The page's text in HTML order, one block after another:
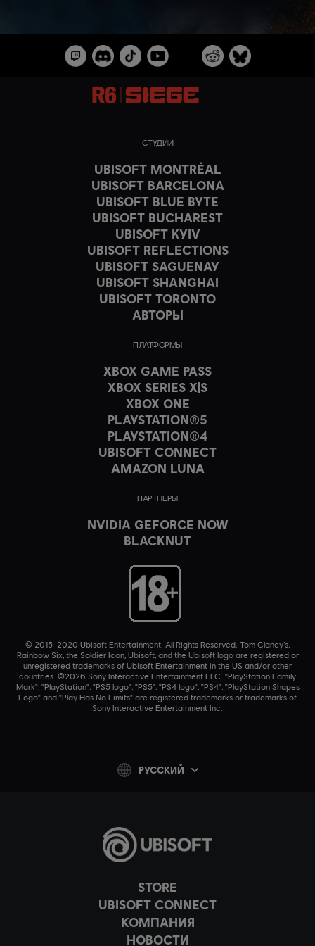
STORE
UBISOFT CONNECT
КОМПАНИЯ
НОВОСТИ
СТУДИИ
UBISOFT MONTRÉAL
UBISOFT BARCELONA
UBISOFT BLUE BYTE
UBISOFT BUCHAREST
UBISOFT KYIV
UBISOFT REFLECTIONS
UBISOFT SAGUENAY
UBISOFT SHANGHAI
UBISOFT TORONTO
АВТОРЫ
ПЛАТФОРМЫ
XBOX GAME PASS
XBOX SERIES X|S
XBOX ONE
PLAYSTATION®5
PLAYSTATION®4
UBISOFT CONNECT
AMAZON LUNA
ПАРТНЕРЫ
NVIDIA GEFORCE NOW
BLACKNUT
© 2015–2020 Ubisoft Entertainment. All Rights Reserved. Tom Clancy’s,
Rainbow Six, the Soldier Icon, Ubisoft, and the Ubisoft logo are registered or
unregistered trademarks of Ubisoft Entertainment in the US and/or other
countries. ©2026 Sony Interactive Entertainment LLC. "PlayStation Family
Mark", "PlayStation", "PS5 logo", "PS5", "PS4 logo", "PS4", "PlayStation Shapes
Logo" and "Play Has No Limits" are registered trademarks or trademarks of
Sony Interactive Entertainment Inc.
PУССКИЙ